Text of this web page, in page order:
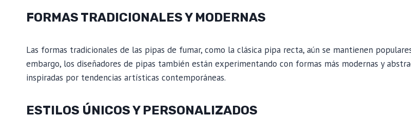
FORMAS TRADICIONALES Y MODERNAS
Las formas tradicionales de las pipas de fumar, como la clásica pipa recta, aún se mantienen
embargo, los diseñadores de pipas también están experimentando con formas más modernas y
inspiradas por tendencias artísticas contemporáneas.
ESTILOS ÚNICOS Y PERSONALIZADOS